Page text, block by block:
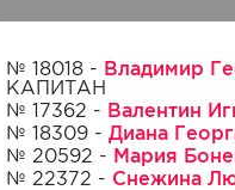
№ 18018 - Владимир
КАПИТАН
№ 17362 - Валентин
№ 18309 - Диана
№ 20592 - Мария
№ 22372 - Снежина